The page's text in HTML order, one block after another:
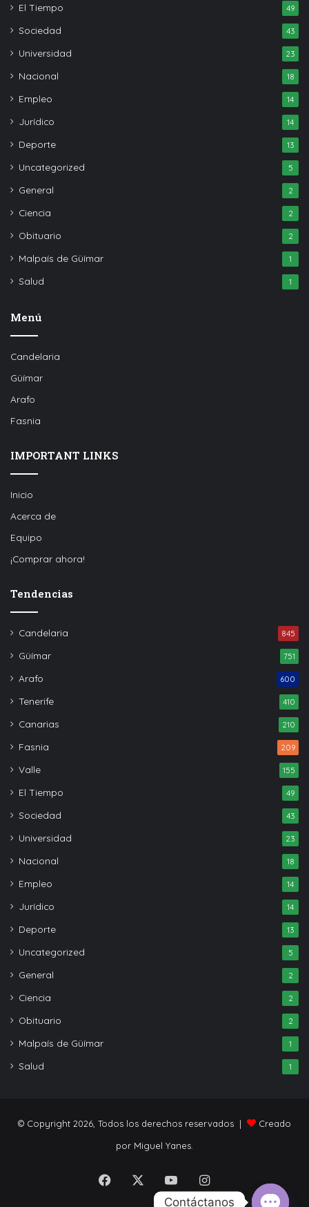
El Tiempo 49
Sociedad 43
Universidad 23
Nacional 18
Empleo 14
Jurídico 14
Deporte 13
Uncategorized 5
General 2
Ciencia 2
Obituario 2
Malpaís de Güímar 1
Salud 1
Menú
Candelaria
Güímar
Arafo
Fasnia
IMPORTANT LINKS
Inicio
Acerca de
Equipo
¡Comprar ahora!
Tendencias
Candelaria 845
Güímar 751
Arafo 600
Tenerife 410
Canarias 210
Fasnia 209
Valle 155
El Tiempo 49
Sociedad 43
Universidad 23
Nacional 18
Empleo 14
Jurídico 14
Deporte 13
Uncategorized 5
General 2
Ciencia 2
Obituario 2
Malpaís de Güímar 1
Salud 1
© Copyright 2026, Todos los derechos reservados |
Creado
por Miguel Yanes.
Facebook YouTubeInstagram
Contáctanos